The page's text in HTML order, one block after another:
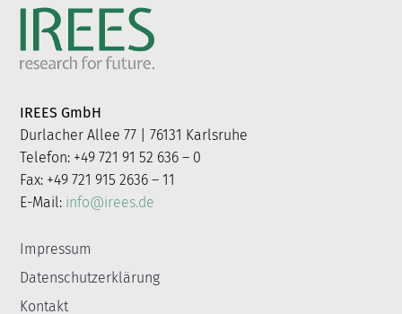
IREES GmbH
Durlacher Allee 77 | 76131 Karlsruhe
Telefon: +49 721 91 52 636 – 0
Fax: +49 721 915 2636 – 11
E-Mail: info@irees.de
Impressum
Datenschutzerklärung
Kontakt